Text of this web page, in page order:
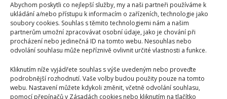
Abychom poskytli co nejlepší služby, my a naši partneři používáme k
ukládání a/nebo přístupu k informacím o zařízeních, technologie jako
soubory cookies. Souhlas s těmito technologiemi nám a našim
partnerům umožní zpracovávat osobní údaje, jako je chování při
procházení nebo jedinečná ID na tomto webu. Nesouhlas nebo
odvolání souhlasu může nepříznivě ovlivnit určité vlastnosti a funkce.
Kliknutím níže vyjádřete souhlas s výše uvedeným nebo proveďte
podrobnější rozhodnutí. Vaše volby budou použity pouze na tomto
webu. Nastavení můžete kdykoli změnit, včetně odvolání souhlasu,
pomocí přepínačů v Zásadách cookies nebo kliknutím na tlačítko